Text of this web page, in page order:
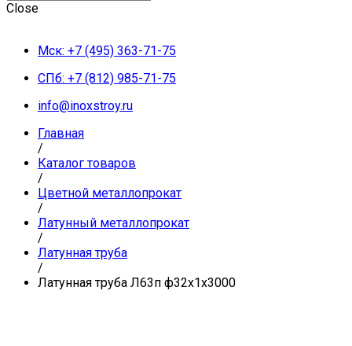
Close
Мск: +7 (495) 363-71-75
СПб: +7 (812) 985-71-75
info@inoxstroy.ru
Главная
/
Каталог товаров
/
Цветной металлопрокат
/
Латунный металлопрокат
/
Латунная труба
/
Латунная труба Л63п ф32х1х3000